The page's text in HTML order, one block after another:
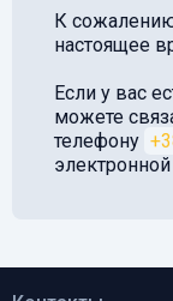
К
настоящее
Если у вас
можете
телефону
электронной